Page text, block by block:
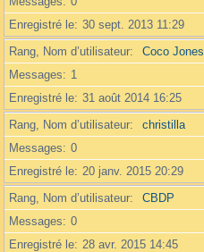
Enregistré le 30 sept. 2013 11:29
Rang, Nom d’utilisateur
Coco Jones
Messages
1
Enregistré le 31 août 2014 16:25
Rang, Nom d’utilisateur
christilla
Messages
0
Enregistré le 20 janv. 2015 20:29
Rang, Nom d’utilisateur
CBDP
Messages
0
Enregistré le 28 avr. 2015 14:45